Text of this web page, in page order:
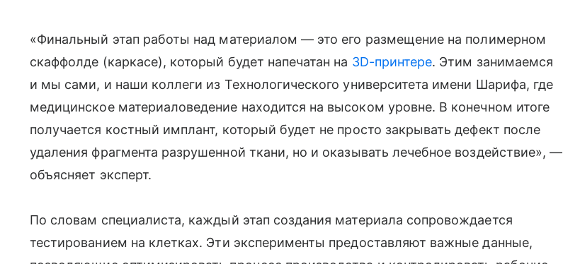
«Финальный этап работы над материалом — это его размещение на полимерном
скаффолде (каркасе), который будет напечатан на 3D-принтере. Этим занимаемся
и мы сами, и наши коллеги из Технологического университета имени Шарифа, где
медицинское материаловедение находится на высоком уровне. В конечном итоге
получается костный имплант, который будет не просто закрывать дефект после
удаления фрагмента разрушенной ткани, но и оказывать лечебное воздействие», —
объясняет эксперт.
По словам специалиста, каждый этап создания материала сопровождается
тестированием на клетках. Эти эксперименты предоставляют важные данные,